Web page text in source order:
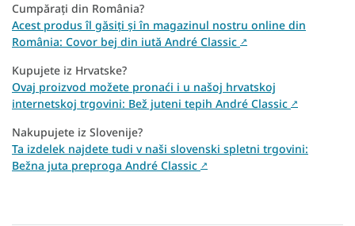
Cumpărați din România?
Acest produs îl găsiți și în magazinul nostru online din
România: Covor bej din iută André Classic ↗
Kupujete iz Hrvatske?
Ovaj proizvod možete pronaći i u našoj hrvatskoj
internetskoj trgovini: Bež juteni tepih André Classic ↗
Nakupujete iz Slovenije?
Ta izdelek najdete tudi v naši slovenski spletni trgovini:
Bežna juta preproga André Classic ↗